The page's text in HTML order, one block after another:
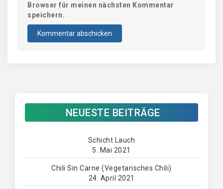
Browser für meinen nächsten Kommentar
speichern.
NEUESTE BEITRÄGE
Schicht Lauch
5. Mai 2021
Chili Sin Carne (Vegetarisches Chili)
24. April 2021